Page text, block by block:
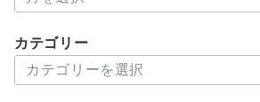
ー
イ
カテゴリー
テ